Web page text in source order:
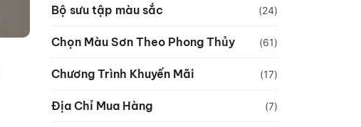
Bộ sưu tập màu sắc (24)
Chọn Màu Sơn Theo Phong Thủy (61)
Chương Trình Khuyến Mãi (17)
Địa Chỉ Mua Hàng (7)